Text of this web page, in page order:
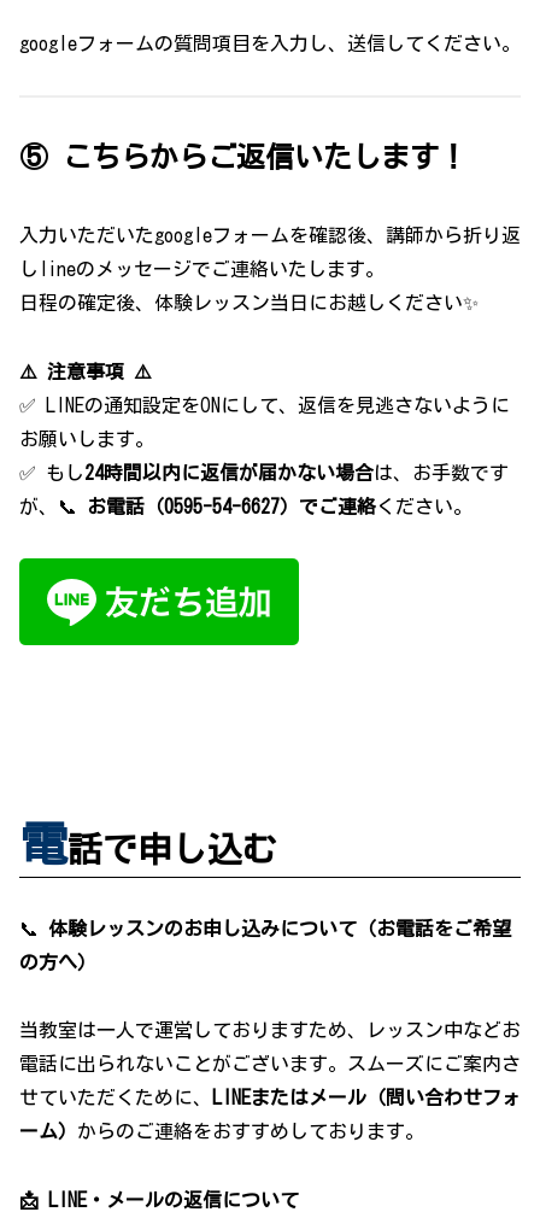
googleフォームの質問項目を入力し、送信してください。
⑤ こちらからご返信いたします！
入力いただいたgoogleフォームを確認後、講師から折り返
しlineのメッセージでご連絡いたします。
日程の確定後、体験レッスン当日にお越しください✨
⚠️ 注意事項 ⚠️
✅ LINEの通知設定をONにして、返信を見逃さないように
お願いします。
✅ もし24時間以内に返信が届かない場合は、お手数です
が、📞 お電話（0595-54-6627）でご連絡ください。
電話で申し込む
📞 体験レッスンのお申し込みについて（お電話をご希望
の方へ）
当教室は一人で運営しておりますため、レッスン中などお
電話に出られないことがございます。スムーズにご案内さ
せていただくために、
LINEまたはメール（問い合わせフォ
ーム） からのご連絡をおすすめしております。
📩 LINE・メールの返信について